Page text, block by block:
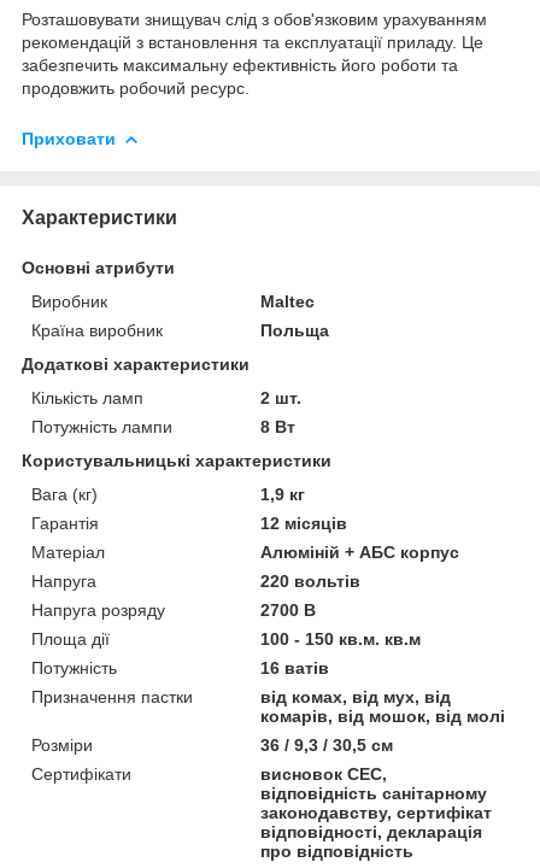
Розташовувати знищувач слід з обов'язковим урахуванням
рекомендацій з встановлення та експлуатації приладу. Це
забезпечить максимальну ефективність його роботи та
продовжить робочий ресурс.
Приховати
Характеристики
Основні атрибути
Виробник
Maltec
Країна виробник
Польща
Додаткові характеристики
Кількість ламп
2 шт.
Потужність лампи
8 Вт
Користувальницькі характеристики
Вага (кг)
1,9 кг
Гарантія
12 місяців
Матеріал
Алюміній + АБС корпус
Напруга
220 вольтів
Напруга розряду
2700 В
Площа дії
100 - 150 кв.м. кв.м
Потужність
16 ватів
Призначення пастки
від комах, від мух, від
комарів, від мошок, від молі
Розміри
36 / 9,3 / 30,5 см
Сертифікати
висновок СЕС,
відповідність санітарному
законодавству, сертифікат
відповідності, декларація
про відповідність